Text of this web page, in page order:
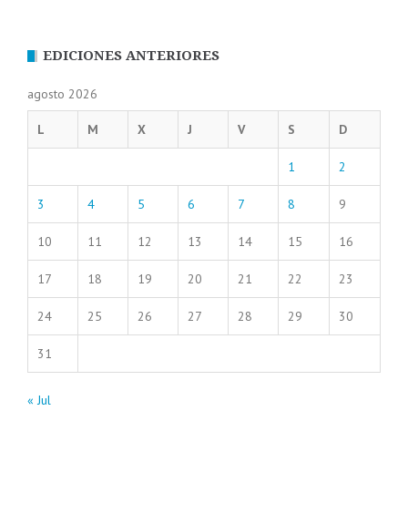
EDICIONES ANTERIORES
agosto 2026
L M X J V S D
1 2
3 4 5 6 7 8 9
10 11 12 13 14 15 16
17 18 19 20 21 22 23
24 25 26 27 28 29 30
31
« Jul